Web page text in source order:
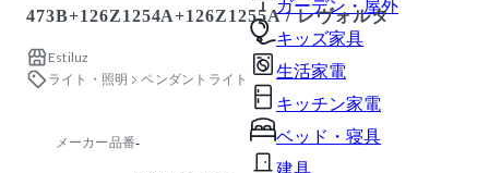
ガーデン・屋外
キッズ家具
生活家電
キッチン家電
ベッド・寝具
建具
473B+126Z1254A+126Z1255A / レヴォルタ
Estiluz
ライト・照明
ペンダントライト
メーカー品番-